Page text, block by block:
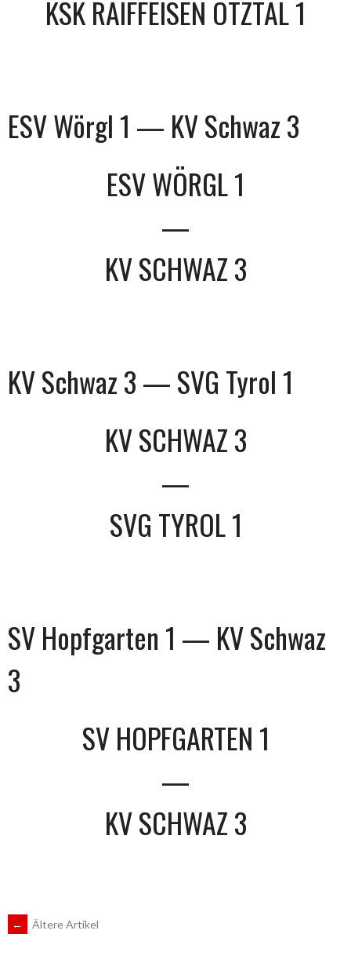
KSK RAIFFEISEN ÖTZTAL 1
ESV Wörgl 1 — KV Schwaz 3
ESV WÖRGL 1
—
KV SCHWAZ 3
KV Schwaz 3 — SVG Tyrol 1
KV SCHWAZ 3
—
SVG TYROL 1
SV Hopfgarten 1 — KV Schwaz
3
SV HOPFGARTEN 1
—
KV SCHWAZ 3
BEITRAGSNAVIGATION
← Ältere Artikel